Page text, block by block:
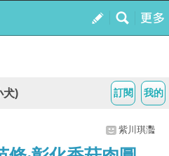
我的
訂閱
犬)
紫川琪灩